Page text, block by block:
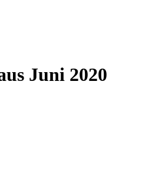
Juni 2020